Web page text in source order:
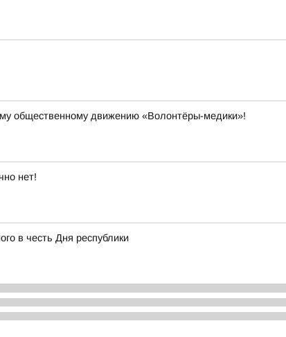
общественному движению «Волонтёры-медики»!
нет!
в честь Дня республики